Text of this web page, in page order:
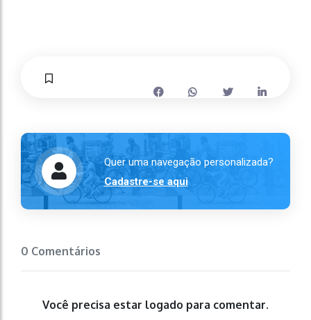
Quer uma navegação personalizada?
Cadastre-se aqui
0 Comentários
Você precisa estar logado para comentar.